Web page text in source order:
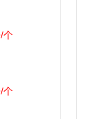
个
个